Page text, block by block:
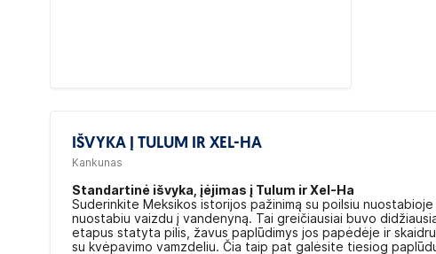
IŠVYKA Į TULUM IR XEL-HA
Kankunas
Standartinė išvyka, įėjimas į Tulum ir Xel-Ha
Suderinkite Meksikos istorijos pažinimą su poilsiu
nuostabiu vaizdu į vandenyną. Tai greičiausiai buvo
etapus statyta pilis, žavus paplūdimys jos papėdėje ir
su kvėpavimo vamzdeliu. Čia taip pat galėsite tiesiog